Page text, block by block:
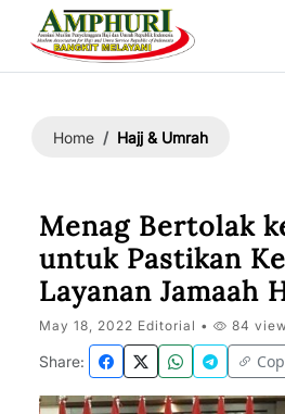
Home Hajj & Umrah
Menag Bertolak
untuk Pastikan
Layanan Jamaah
May 18, 2022 Editorial • 84
Share: